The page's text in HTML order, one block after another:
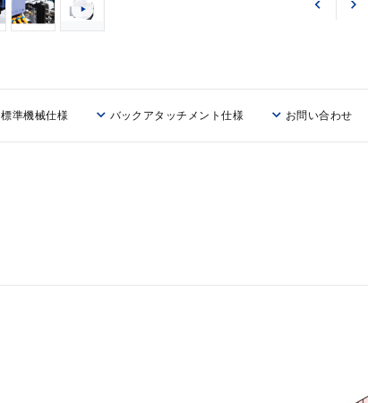
標準機械仕様 バックアタッチメント仕様 お問い合わせ